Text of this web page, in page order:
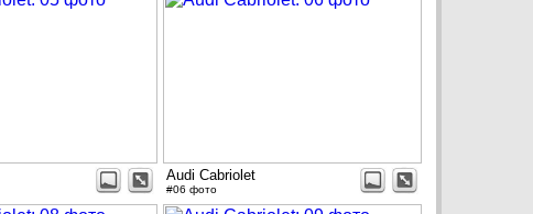
Audi Cabriolet
#06 фото